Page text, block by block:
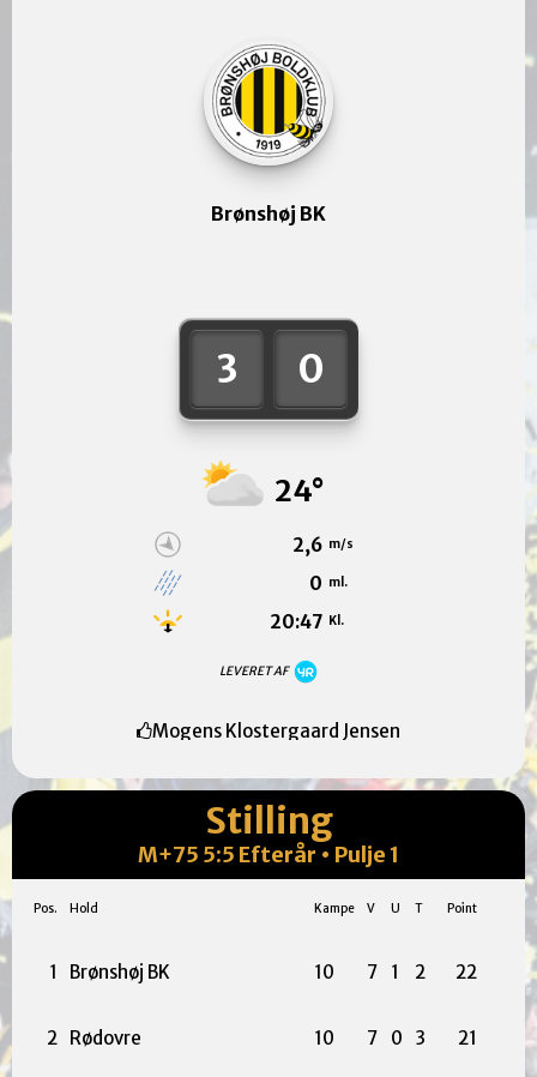
3 0
24°
2,6 m/s
0 ml.
20:47 Kl.
LEVERET AF
Brønshøj BK
Mogens Klostergaard Jensen
Stilling
M+75 5:5 Efterår • Pulje 1
Pos. Hold Kampe V U T Point
1 Brønshøj BK 10 7 1 2 22
2 Rødovre 10 7 0 3 21